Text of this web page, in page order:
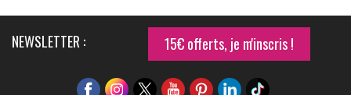
NEWSLETTER : 15€ offerts, je m'inscris !